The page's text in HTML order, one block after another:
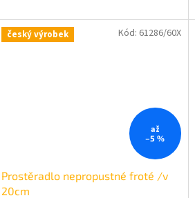
český výrobek
až
–5 %
Prostěradlo nepropustné froté /v
20cm
Kód: 61286/60X